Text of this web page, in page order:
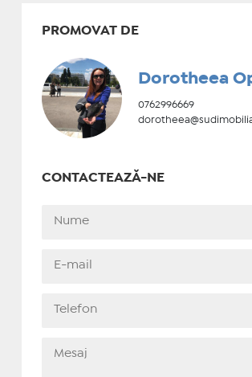
PROMOVAT DE
Dorotheea
0762996669
CONTACTEAZĂ-NE